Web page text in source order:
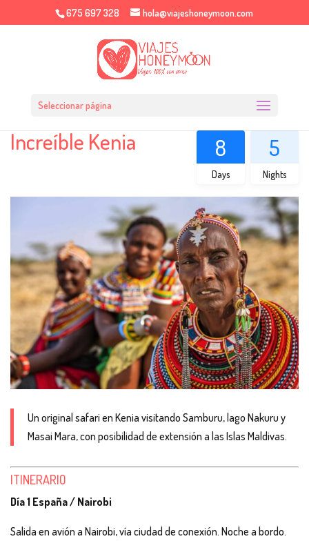
675 697 328 hola@viajeshoneymoon.com
Seleccionar página
Increíble Kenia 8
Days
5
Nights
Un original safari en Kenia visitando Samburu, lago Nakuru y
Masai Mara, con posibilidad de extensión a las Islas Maldivas.
ITINERARIO
Día 1 España / Nairobi
Salida en avión a Nairobi, vía ciudad de conexión. Noche a bordo.